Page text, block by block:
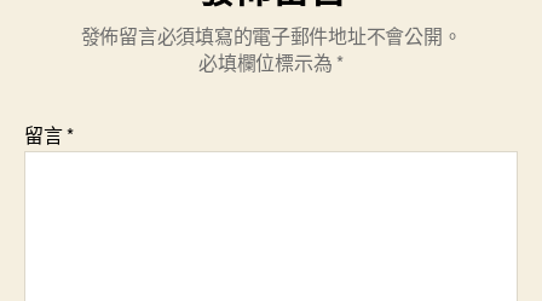
發佈留言必須填寫的電子郵件地址不會公開。
必填欄位標示為 *
留言*